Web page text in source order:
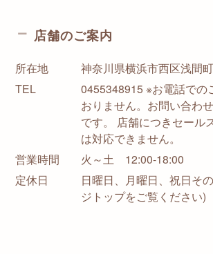
店舗のご案内
所在地
神奈川県横浜市西区浅間
TEL
0455348915 ※お電話での
おりません。お問い合わ
です。 店舗につきセール
は対応できません。
営業時間
火～土 12:00-18:00
定休日
日曜日、月曜日、祝日そ
ジトップをご覧ください)